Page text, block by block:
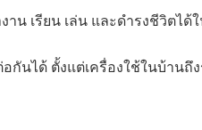
น เรียน เล่น และดำรงชีวิตได้
กันได้ ตั้งแต่เครื่องใช้ในบ้านถึ